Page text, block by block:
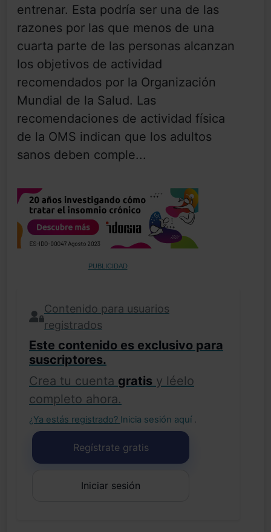
entrenar. Esta podría ser una de las
razones por las que menos de una
cuarta parte de las personas alcanzan
los objetivos de actividad
recomendados por la Organización
Mundial de la Salud. Las
recomendaciones de actividad física
de la OMS indican que los adultos
sanos deben comple...
PUBLICIDAD
Contenido para usuarios
registrados
Este contenido es exclusivo para
suscriptores.
Crea tu cuenta gratis y léelo
completo ahora.
¿Ya estás registrado? Inicia sesión aquí .
Regístrate gratis
Iniciar sesión